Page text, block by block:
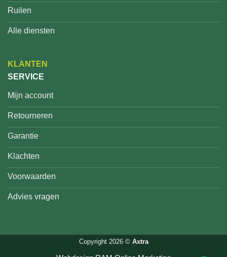
Ruilen
Alle diensten
KLANTEN
SERVICE
Mijn account
Retourneren
Garantie
Klachten
Voorwaarden
Advies vragen
Copyright 2026 © Axtra